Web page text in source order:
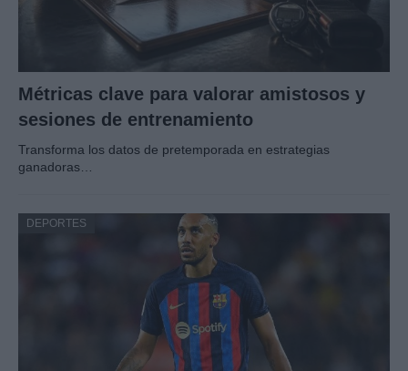
Métricas clave para valorar amistosos y
sesiones de entrenamiento
Transforma los datos de pretemporada en estrategias
ganadoras…
DEPORTES